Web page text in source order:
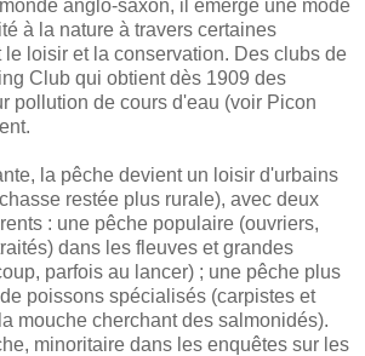
anglo-saxon, il émerge une mode
à la nature à travers certaines
loisir et la conservation. Des clubs de
Club qui obtient dès 1909 des
pollution de cours d'eau (voir Picon
la pêche devient un loisir d'urbains
restée plus rurale), avec deux
: une pêche populaire (ouvriers,
dans les fleuves et grandes
parfois au lancer) ; une pêche plus
poissons spécialisés (carpistes et
mouche cherchant des salmonidés).
minoritaire dans les enquêtes sur les